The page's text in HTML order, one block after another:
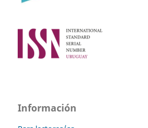
Información